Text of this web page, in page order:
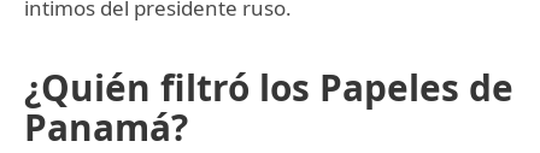
intimos del presidente ruso.
¿Quién filtró los Papeles de
Panamá?